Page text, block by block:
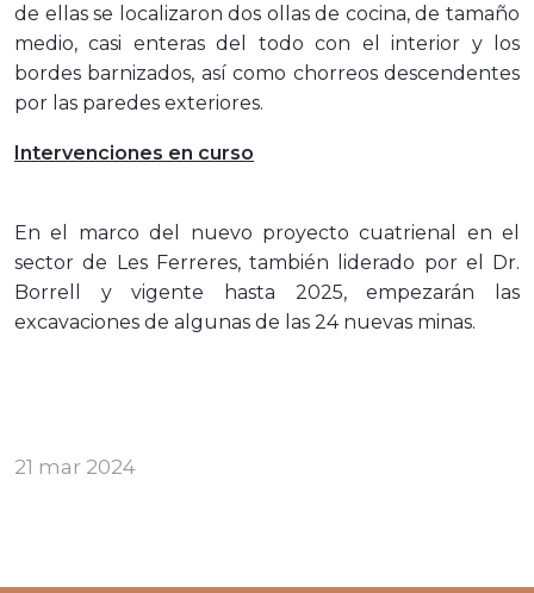
de ellas se localizaron dos ollas de cocina, de tamaño
medio, casi enteras del todo con el interior y los
bordes barnizados, así como chorreos descendentes
por las paredes exteriores.
Intervenciones en curso
En el marco del nuevo proyecto cuatrienal en el
sector de Les Ferreres, también liderado por el Dr.
Borrell y vigente hasta 2025, empezarán las
excavaciones de algunas de las 24 nuevas minas.
21 mar 2024